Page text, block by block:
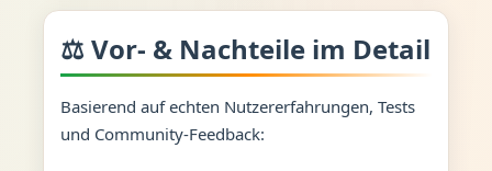
⚖️ Vor- & Nachteile im Detail
Basierend auf echten Nutzererfahrungen, Tests
und Community-Feedback: